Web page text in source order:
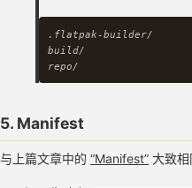
.flatpak-builder/
build/
5. Manifest
与上篇文章中的 “Manifest” 大致相